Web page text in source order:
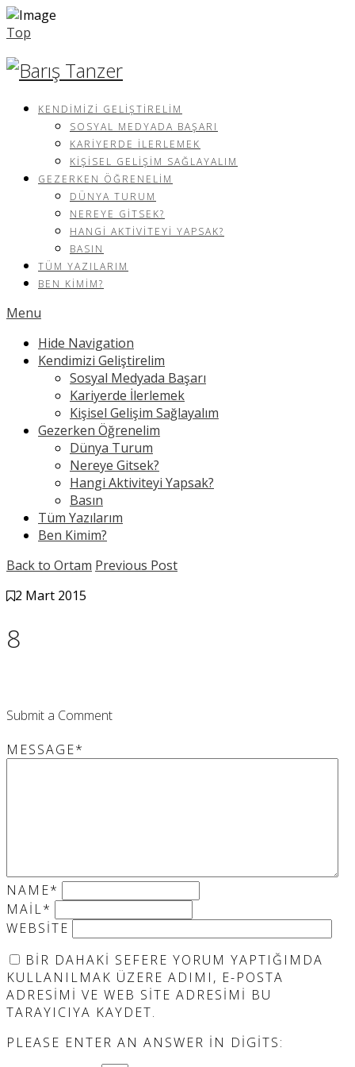
Top
KENDIMIZI GELIŞTIRELIM
SOSYAL MEDYADA BAŞARI
KARIYERDE İLERLEMEK
KIŞISEL GELIŞIM SAĞLAYALIM
GEZERKEN ÖĞRENELIM
DÜNYA TURUM
NEREYE GITSEK?
HANGI AKTIVITEYI YAPSAK?
BASIN
TÜM YAZILARIM
BEN KIMIM?
Menu
Hide Navigation
Kendimizi Geliştirelim
Sosyal Medyada Başarı
Kariyerde İlerlemek
Kişisel Gelişim Sağlayalım
Gezerken Öğrenelim
Dünya Turum
Nereye Gitsek?
Hangi Aktiviteyi Yapsak?
Basın
Tüm Yazılarım
Ben Kimim?
Back to Ortam Previous Post
2 Mart 2015
8
Submit a Comment
MESSAGE*
NAME*
MAIL*
WEBSITE
BIR DAHAKI SEFERE YORUM YAPTIĞIMDA
KULLANILMAK ÜZERE ADIMI, E-POSTA
ADRESIMI VE WEB SITE ADRESIMI BU
TARAYICIYA KAYDET.
PLEASE ENTER AN ANSWER IN DIGITS: